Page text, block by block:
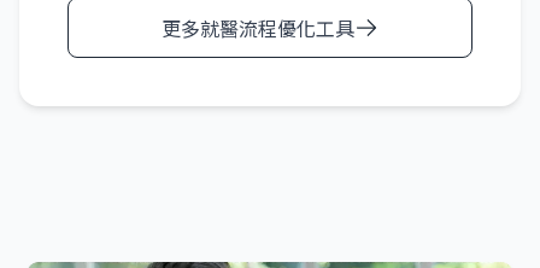
更多就醫流程優化工具